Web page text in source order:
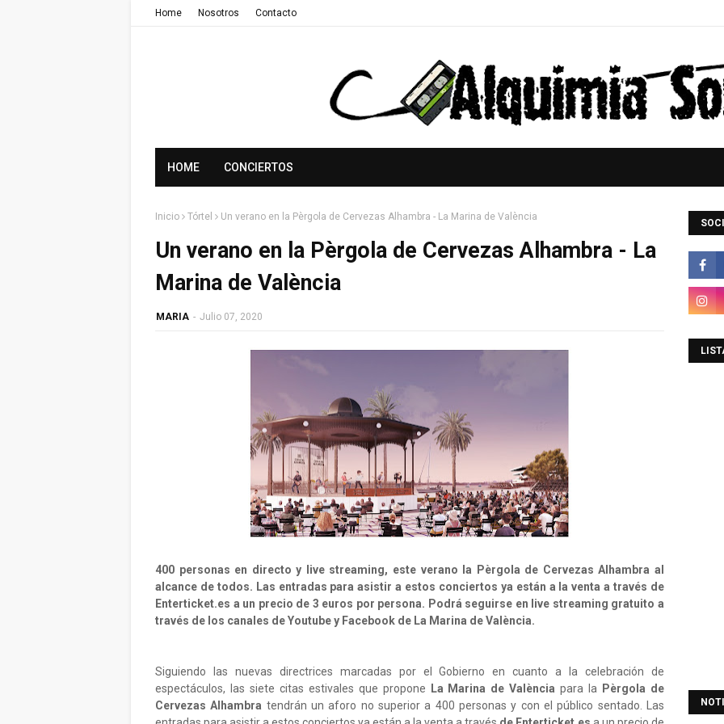
Home Nosotros Contacto
HOME CONCIERTOS
Inicio Tórtel Un verano en la Pèrgola de Cervezas Alhambra - La Marina de València
Un verano en la Pèrgola de Cervezas Alhambra - La
Marina de València
MARIA - Julio 07, 2020
400 personas en directo y live streaming, este verano la Pèrgola de Cervezas Alhambra al
alcance de todos. Las entradas para asistir a estos conciertos ya están a la venta a través de
Enterticket.es a un precio de 3 euros por persona. Podrá seguirse en live streaming gratuito a
través de los canales de Youtube y Facebook de La Marina de València.
Siguiendo las nuevas directrices marcadas por el Gobierno en cuanto a la celebración de
espectáculos, las siete citas estivales que propone
La Marina de València para la
Pèrgola de
Cervezas Alhambra tendrán un aforo no superior a 400 personas y con el público sentado. Las